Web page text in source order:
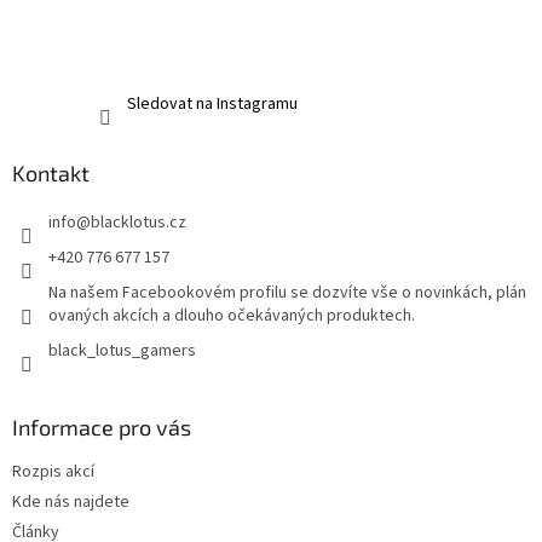
Sledovat na Instagramu
Kontakt
info@blacklotus.cz
+420 776 677 157
Na našem Facebookovém profilu se dozvíte vše o novinkách, plán
ovaných akcích a dlouho očekávaných produktech.
black_lotus_gamers
Informace pro vás
Rozpis akcí
Kde nás najdete
Články